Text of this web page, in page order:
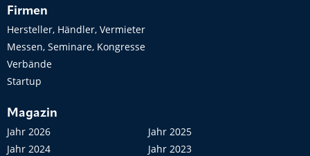
Firmen
Hersteller, Händler, Vermieter
Messen, Seminare, Kongresse
Verbände
Startup
Magazin
Jahr 2026
Jahr 2025
Jahr 2024
Jahr 2023